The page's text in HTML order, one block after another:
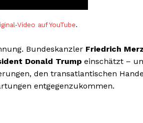
Video auf YouTube.
Bundeskanzler Friedrich
Donald Trump einschätzt –
den transatlantischen
entgegenzukommen.